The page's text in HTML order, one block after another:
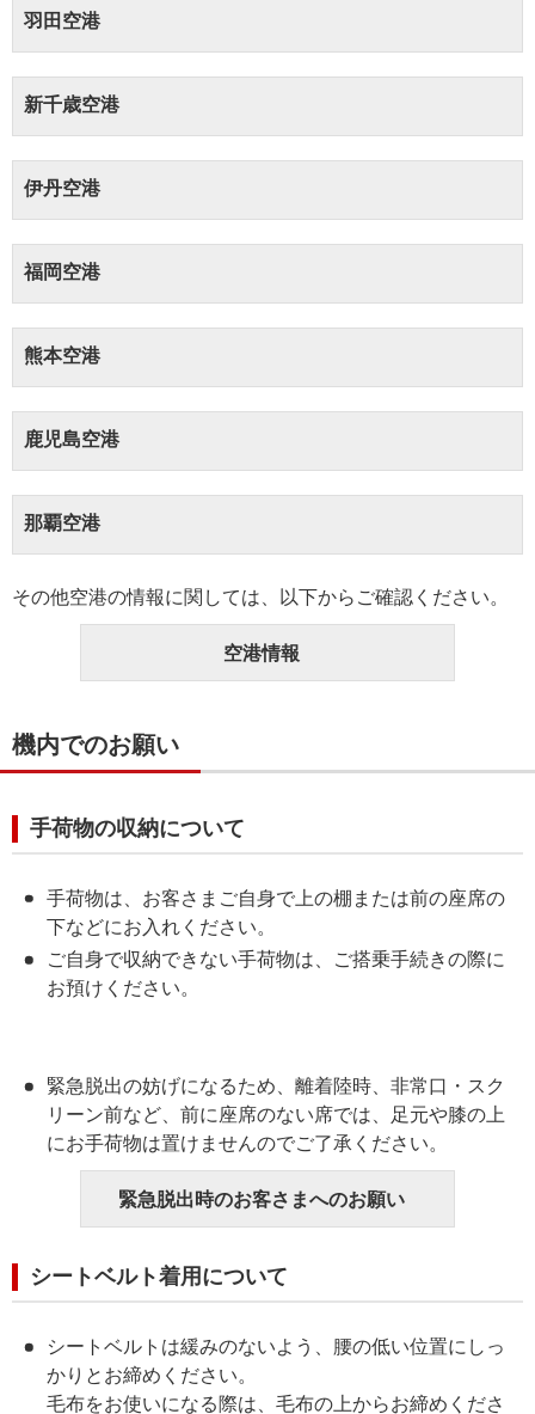
羽田空港
新千歳空港
伊丹空港
福岡空港
熊本空港
鹿児島空港
那覇空港
その他空港の情報に関しては、以下からご確認ください。
空港情報
機内でのお願い
手荷物の収納について
手荷物は、お客さまご自身で上の棚または前の座席の
下などにお入れください。
ご自身で収納できない手荷物は、ご搭乗手続きの際に
お預けください。
緊急脱出の妨げになるため、離着陸時、非常口・スク
リーン前など、前に座席のない席では、足元や膝の上
にお手荷物は置けませんのでご了承ください。
緊急脱出時のお客さまへのお願い
シートベルト着用について
シートベルトは緩みのないよう、腰の低い位置にしっ
かりとお締めください。
毛布をお使いになる際は、毛布の上からお締めくださ